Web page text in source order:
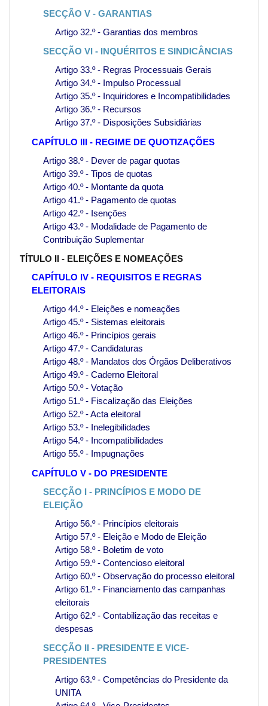
SECÇÃO V - GARANTIAS
Artigo 32.º - Garantias dos membros
SECÇÃO VI - INQUÉRITOS E SINDICÂNCIAS
Artigo 33.º - Regras Processuais Gerais
Artigo 34.º - Impulso Processual
Artigo 35.º - Inquiridores e Incompatibilidades
Artigo 36.º - Recursos
Artigo 37.º - Disposições Subsidiárias
CAPÍTULO III - REGIME DE QUOTIZAÇÕES
Artigo 38.º - Dever de pagar quotas
Artigo 39.º - Tipos de quotas
Artigo 40.º - Montante da quota
Artigo 41.º - Pagamento de quotas
Artigo 42.º - Isenções
Artigo 43.º - Modalidade de Pagamento de
Contribuição Suplementar
TÍTULO II - ELEIÇÕES E NOMEAÇÕES
CAPÍTULO IV - REQUISITOS E REGRAS
ELEITORAIS
Artigo 44.º - Eleições e nomeações
Artigo 45.º - Sistemas eleitorais
Artigo 46.º - Princípios gerais
Artigo 47.º - Candidaturas
Artigo 48.º - Mandatos dos Órgãos Deliberativos
Artigo 49.º - Caderno Eleitoral
Artigo 50.º - Votação
Artigo 51.º - Fiscalização das Eleições
Artigo 52.º - Acta eleitoral
Artigo 53.º - Inelegibilidades
Artigo 54.º - Incompatibilidades
Artigo 55.º - Impugnações
CAPÍTULO V - DO PRESIDENTE
SECÇÃO I - PRINCÍPIOS E MODO DE
ELEIÇÃO
Artigo 56.º - Princípios eleitorais
Artigo 57.º - Eleição e Modo de Eleição
Artigo 58.º - Boletim de voto
Artigo 59.º - Contencioso eleitoral
Artigo 60.º - Observação do processo eleitoral
Artigo 61.º - Financiamento das campanhas
eleitorais
Artigo 62.º - Contabilização das receitas e
despesas
SECÇÃO II - PRESIDENTE E VICE-
PRESIDENTES
Artigo 63.º - Competências do Presidente da
UNITA